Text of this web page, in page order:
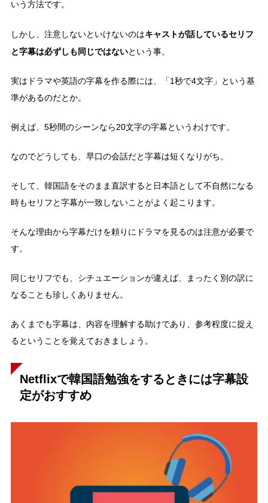
いう方法です。
しかし、注意しないといけないのはキャストが話しているセリフ
と字幕は必ずしも同じではないという事。
実はドラマや英語の字幕を作る際には、「1秒で4文字」という基
準があるのだとか。
例えば、5秒間のシーンなら20文字の字幕というわけです。
なのでどうしても、早口の会話だと字幕は短くなりがち。
そして、韓国語をそのまま直訳すると日本語として不自然になる
時もセリフと字幕が一致しないことがよく起こります。
そんな理由から字幕だけを頼りにドラマを見るのは注意が必要で
す。
同じセリフでも、シチュエーションが違えば、まったく別の訳に
なることも珍しくありません。
あくまでも字幕は、内容を理解する助けであり、参考程度に捉え
るということを覚えておきましょう。
Netflixで韓国語勉強をするときには字幕設
定がおすすめ